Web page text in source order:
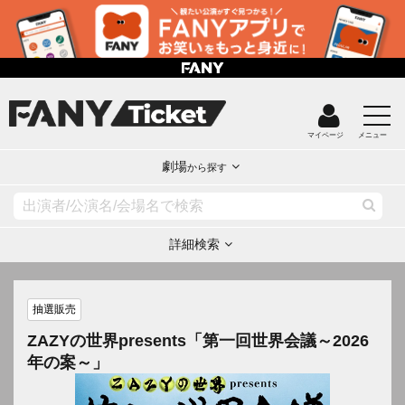
マイページ メニュー
劇場から探す
詳細検索
抽選販売
ZAZYの世界presents「第一回世界会議～2026
年の案～」